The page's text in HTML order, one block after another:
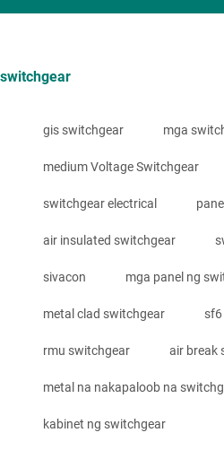
switchgear
gis switchgear mga
medium Voltage Switchgear
switchgear electrical
air insulated switchgear
sivacon mga panel ng
metal clad switchgear
rmu switchgear air break
metal na nakapaloob na
kabinet ng switchgear